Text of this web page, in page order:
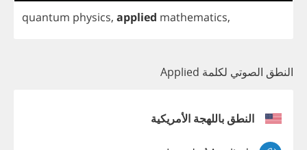
quantum physics, applied mathematics,
النطق الصوتي لكلمة Applied
النطق باللهجة الأمريكية